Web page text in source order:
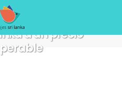
a un precio